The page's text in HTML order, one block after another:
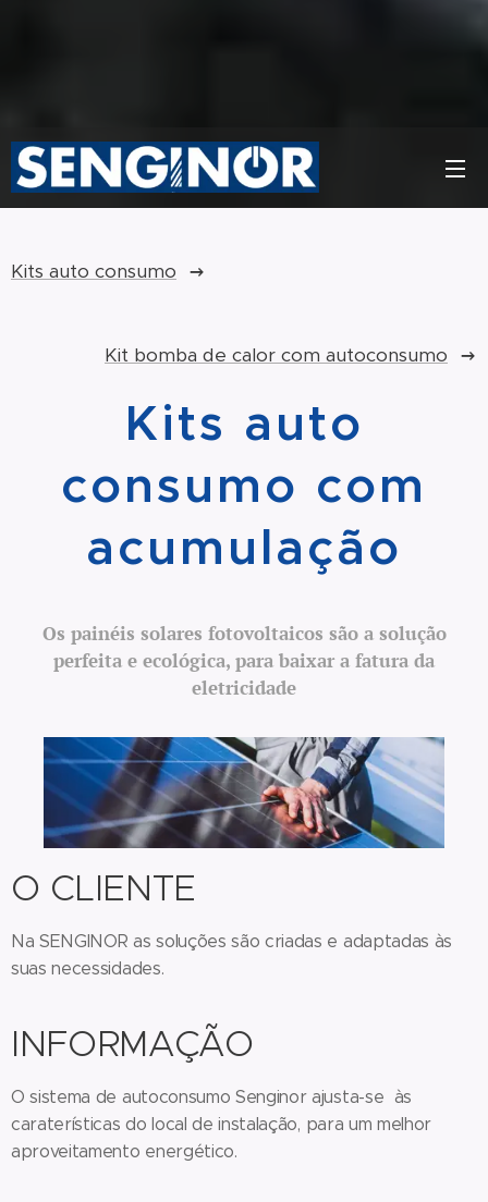
Kits auto consumo
Kit bomba de calor com autoconsumo
Kits auto
consumo com
acumulação
Os painéis solares fotovoltaicos são a solução
perfeita e ecológica, para baixar a fatura da
eletricidade
O CLIENTE
Na SENGINOR as soluções são criadas e adaptadas às
suas necessidades.
INFORMAÇÃO
O sistema de autoconsumo Senginor ajusta-se às
caraterísticas do local de instalação, para um melhor
aproveitamento energético.